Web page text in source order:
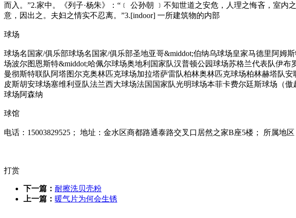
而入。”2.家中。《列子·杨朱》：“﹝ 公孙朝 ﹞不知世道之安危，人理之悔吝，室
意，因出之。夫妇之情实不忍离。”3.[indoor] 一所建筑物的内部
球场
球场名国家/俱乐部球场名国家/俱乐部圣地亚哥&middot;伯纳乌球场皇家马德里阿
场波尔图恩斯特&middot;哈佩尔球场奥地利国家队汉普顿公园球场苏格兰代表队伊
曼彻斯特联队阿塔图尔克奥林匹克球场加拉塔萨雷队柏林奥林匹克球场柏林赫塔队
皮斯胡安球场塞维利亚队法兰西大球场法国国家队光明球场本菲卡费尔廷斯球场（
球场阿森纳
球馆
电话：15003829525； 地址：金水区商都路通泰路交叉口居然之家B座5楼； 所属地
打赏
下一篇： 耐擦洗贝壳粉
上一篇： 暖气片为何会生锈